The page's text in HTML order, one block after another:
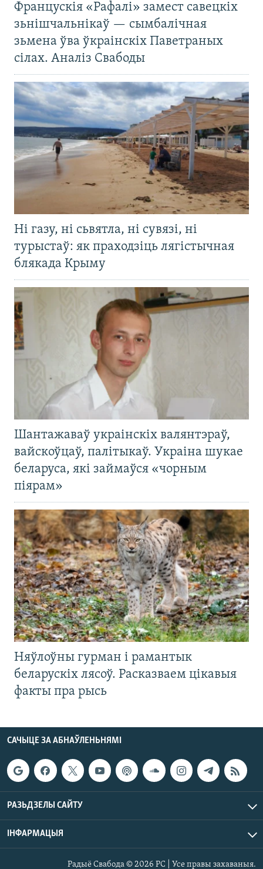
Францускія «Рафалі» замест савецкіх
зьнішчальнікаў — сымбалічная
зьмена ўва ўкраінскіх Паветраных
сілах. Аналіз Свабоды
Ні газу, ні сьвятла, ні сувязі, ні
турыстаў: як праходзіць лягістычная
блякада Крыму
Шантажаваў украінскіх валянтэраў,
вайскоўцаў, палітыкаў. Украіна шукае
беларуса, які займаўся «чорным
піярам»
Няўлоўны гурман і рамантык
беларускіх лясоў. Расказваем цікавыя
факты пра рысь
САЧЫЦЕ ЗА АБНАЎЛЕНЬНЯМІ
РАЗЬДЗЕЛЫ САЙТУ
ІНФАРМАЦЫЯ
Радыё Свабода © 2026 РС | Усе правы захаваныя.